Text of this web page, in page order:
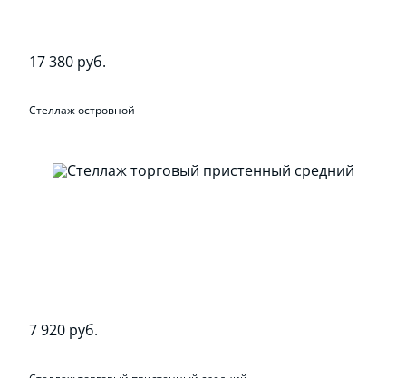
17 380 руб.
Стеллаж островной
7 920 руб.